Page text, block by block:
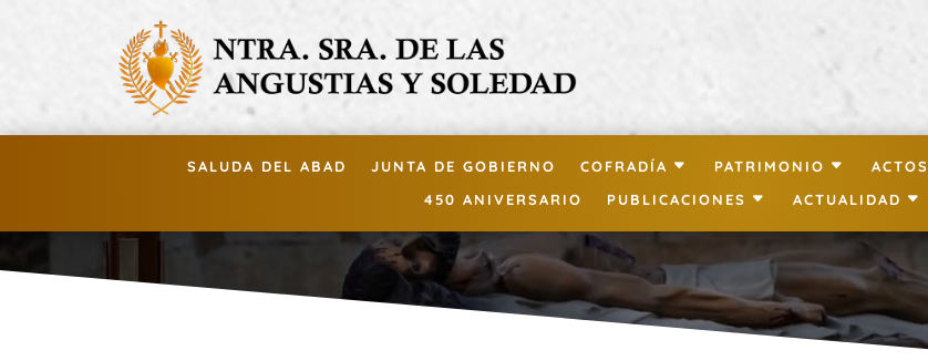
SALUDA DEL ABAD JUNTA DE GOBIERNO COFRADÍA PATRIMONIO ACTOS
450 ANIVERSARIO
PUBLICACIONES ACTUALIDAD